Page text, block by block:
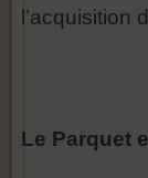
l’acquisition
Le Parquet